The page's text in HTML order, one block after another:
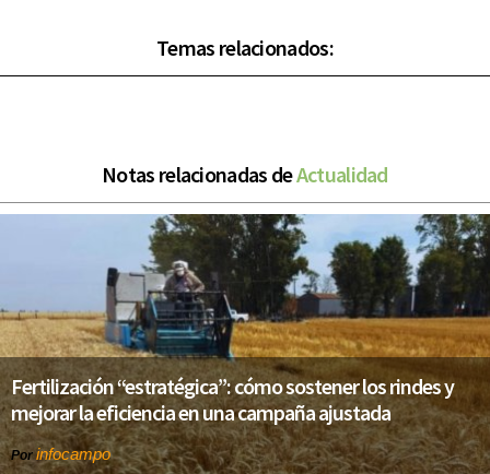
Temas relacionados:
Notas relacionadas deActualidad
Fertilización “estratégica”: cómo sostener los rindes y
mejorar la eficiencia en una campaña ajustada
Por infocampo